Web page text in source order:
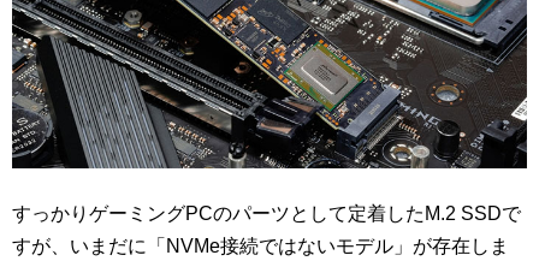
すっかりゲーミングPCのパーツとして定着したM.2 SSDで
すが、いまだに「NVMe接続ではないモデル」が存在しま